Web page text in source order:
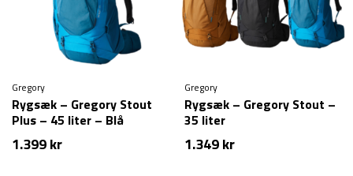
Gregory
Rygsæk – Gregory Stout
Plus – 45 liter – Blå
1.399kr
Gregory
Rygsæk – Gregory Stout –
35 liter
1.349kr